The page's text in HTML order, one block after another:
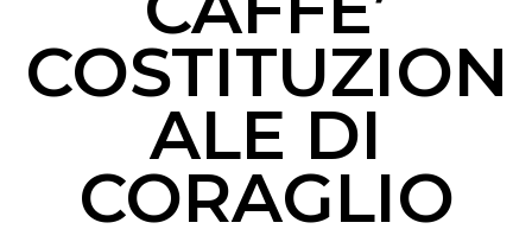
COSTITUZION
ALE DI
CORAGLIO